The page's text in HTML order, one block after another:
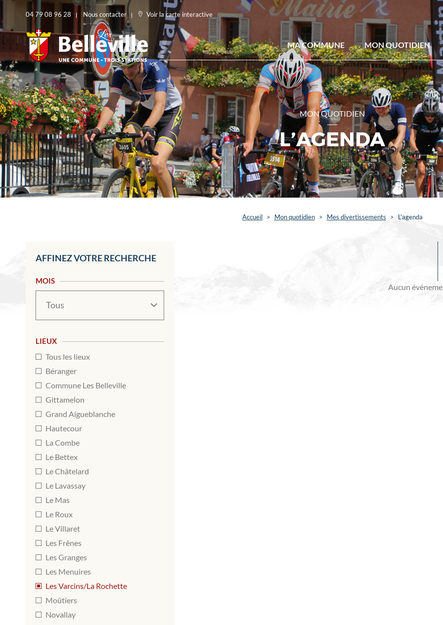
04 79 08 96 28 Nous contacter Voir la carte interactive
MA COMMUNE MON QUOTIDIEN
MON QUOTIDIEN
L’AGENDA
Accueil > Mon quotidien > Mes divertissements > L’agenda
Aucun
AFFINEZ VOTRE RECHERCHE
MOIS
LIEUX
Tous les lieux
Béranger
Commune Les Belleville
Gittamelon
Grand Aigueblanche
Hautecour
La Combe
Le Bettex
Le Châtelard
Le Lavassay
Le Mas
Le Roux
Le Villaret
Les Frênes
Les Granges
Les Menuires
Les Varcins/La Rochette
Moûtiers
Novallay